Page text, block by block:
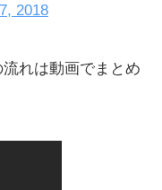
2018
れは動画でまとめ